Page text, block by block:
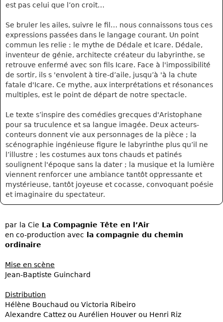
est pas celui que l’on croit…
Se bruler les ailes, suivre le fil… nous connaissons tous ces
expressions passées dans le langage courant. Un point
commun les relie : le mythe de Dédale et Icare. Dédale,
inventeur de génie, architecte créateur du labyrinthe, se
retrouve enfermé avec son fils Icare. Face à l'impossibilité
de sortir, ils s 'envolent à tire-d’aile, jusqu’à 'à la chute
fatale d'Icare. Ce mythe, aux interprétations et résonances
multiples, est le point de départ de notre spectacle.
Le texte s’inspire des comédies grecques d'Aristophane
pour sa truculence et sa langue imagée. Deux acteurs-
conteurs donnent vie aux personnages de la pièce ; la
scénographie ingénieuse figure le labyrinthe plus qu’il ne
l’illustre ; les costumes aux tons chauds et patinés
soulignent l'époque sans la dater ; la musique et la lumière
viennent renforcer une ambiance tantôt oppressante et
mystérieuse, tantôt joyeuse et cocasse, convoquant poésie
et imaginaire du spectateur.
par la Cie La Compagnie Tête en l’Air
en co-production avec la compagnie du chemin
ordinaire
Mise en scène
Jean-Baptiste Guinchard
Distribution
Hélène Bouchaud ou Victoria Ribeiro
Alexandre Cattez ou Aurélien Houver ou Henri Riz